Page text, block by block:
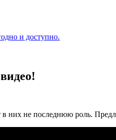
и доступно.
них не последнюю роль.